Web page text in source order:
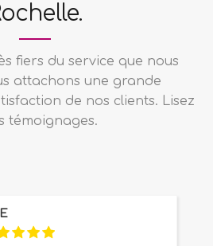
fiers du service que nous
attachons une grande
de nos clients. Lisez
témoignages.